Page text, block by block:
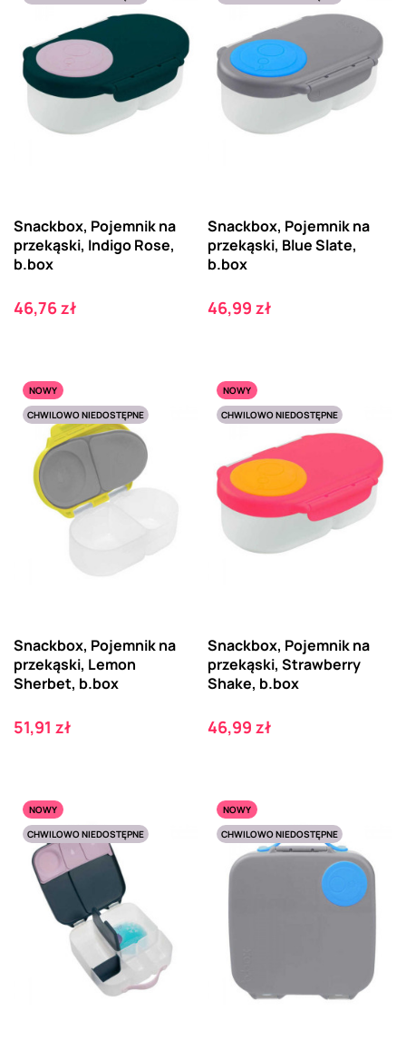
Snackbox, Pojemnik na
przekąski, Indigo Rose,
b.box
Cena
46,76 zł
Snackbox, Pojemnik na
przekąski, Blue Slate,
b.box
Cena
46,99 zł
NOWY
CHWILOWO NIEDOSTĘPNE
Snackbox, Pojemnik na
przekąski, Lemon
Sherbet, b.box
Cena
51,91 zł
NOWY
CHWILOWO NIEDOSTĘPNE
Snackbox, Pojemnik na
przekąski, Strawberry
Shake, b.box
Cena
46,99 zł
NOWY
CHWILOWO NIEDOSTĘPNE
NOWY
CHWILOWO NIEDOSTĘPNE